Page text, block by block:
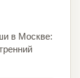
в Москве: